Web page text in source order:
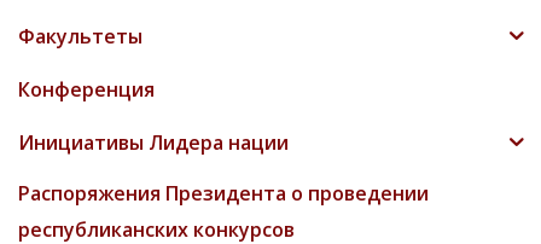
Факультеты
Конференция
Инициативы Лидера нации
Распоряжения Президента о проведении
республиканских конкурсов